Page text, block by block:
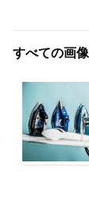
すべての画像